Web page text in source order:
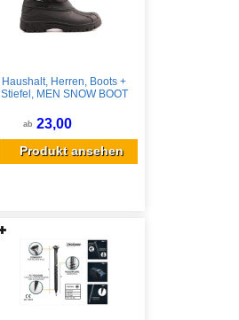
Haushalt, Herren, Boots +
Stiefel, MEN SNOW BOOT
Schwarz, (46)
ab 23,00
Produkt ansehen